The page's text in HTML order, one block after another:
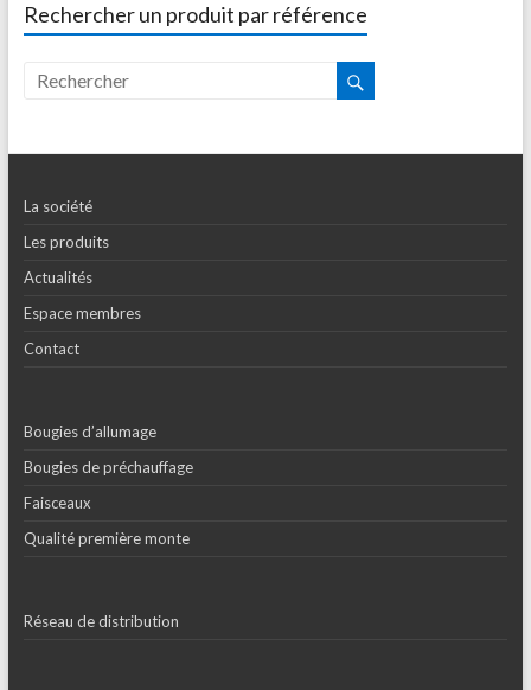
Rechercher un produit par référence
La société
Les produits
Actualités
Espace membres
Contact
Bougies d’allumage
Bougies de préchauffage
Faisceaux
Qualité première monte
Réseau de distribution